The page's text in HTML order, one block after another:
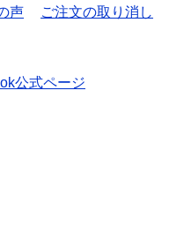
声 ご注文の取り消し
公式ページ